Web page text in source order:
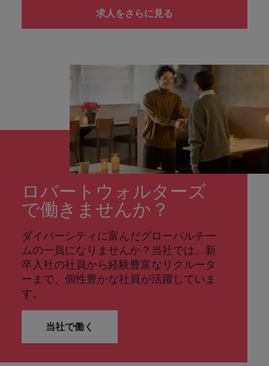
求人をさらに見る
ロバートウォルターズ
で働きませんか？
ダイバーシティに富んだグローバルチー
ムの一員になりませんか？当社では、新
卒入社の社員から経験豊富なリクルータ
ーまで、個性豊かな社員が活躍していま
す。
当社で働く